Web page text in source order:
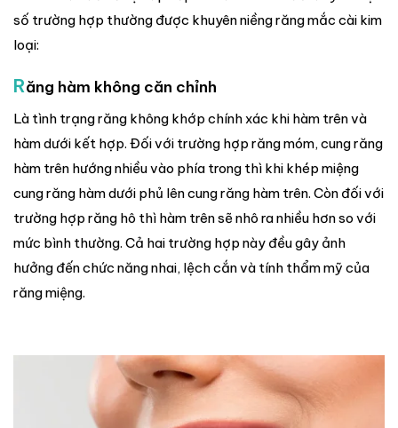
số trường hợp thường được khuyên niềng răng mắc cài kim
loại:
Răng hàm không căn chỉnh
Là tình trạng răng không khớp chính xác khi hàm trên và
hàm dưới kết hợp. Đối với trường hợp răng móm, cung răng
hàm trên hướng nhiều vào phía trong thì khi khép miệng
cung răng hàm dưới phủ lên cung răng hàm trên. Còn đối với
trường hợp răng hô thì hàm trên sẽ nhô ra nhiều hơn so với
mức bình thường. Cả hai trường hợp này đều gây ảnh
hưởng đến chức năng nhai, lệch cắn và tính thẩm mỹ của
răng miệng.